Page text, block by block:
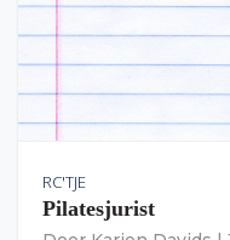
RC'TJE
Pilatesjurist